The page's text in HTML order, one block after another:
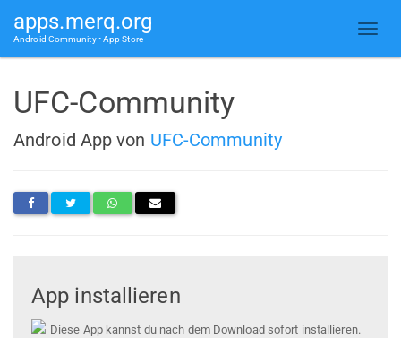
apps.merq.org
Android Community • App Store
UFC-Community
Android App von UFC-Community
App installieren
Diese App kannst du nach dem Download sofort installieren.